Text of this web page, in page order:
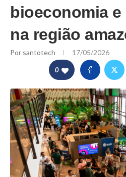
bioeconomia
na região
Por santotech 17/05/2026
0